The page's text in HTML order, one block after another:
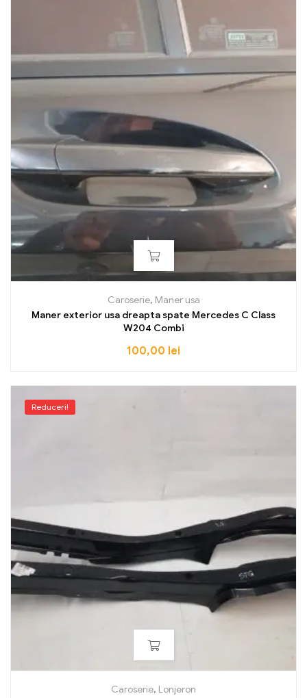
Caroserie, Maner usa
Maner exterior usa dreapta spate Mercedes C Class
W204 Combi
100,00 lei
Reduceri!
Caroserie, Lonjeron